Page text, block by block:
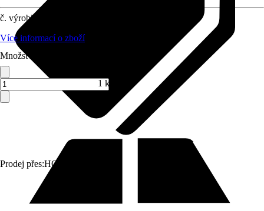
Prodej přes:HORNBACH
č. výrobku
Více informací o zboží
Množství (ks)
1 ks